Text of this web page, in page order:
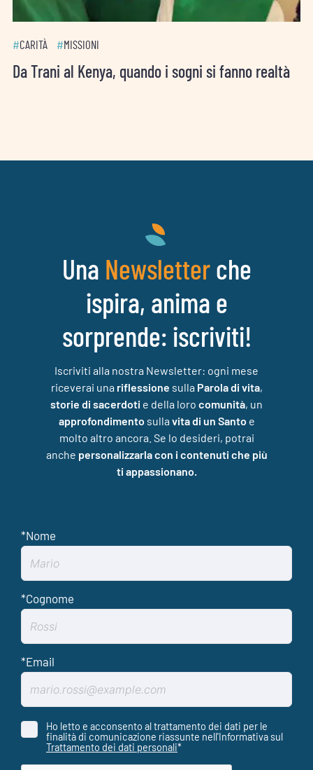
#CARITÀ #MISSIONI
Da Trani al Kenya, quando i sogni si fanno realtà
Una Newsletterche
ispira, anima e
sorprende: iscriviti!
Iscriviti alla nostra Newsletter: ogni mese
riceverai una riflessione sulla Parola di vita,
storie di sacerdoti e della loro comunità, un
approfondimento sulla vita di un Santo e
molto altro ancora. Se lo desideri, potrai
anche personalizzarla con i contenuti che più
ti appassionano.
Ho letto e acconsento al trattamento dei dati per le
finalità di comunicazione riassunte nell'Informativa sul
Trattamento dei dati personali*